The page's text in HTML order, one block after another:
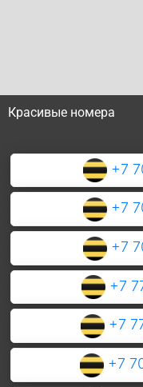
Красивые номера
+7
+7
+7
+7
+7
+7